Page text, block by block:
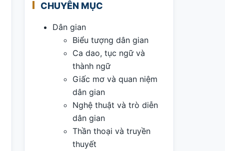
CHUYÊN MỤC
Dân gian
Biểu tượng dân gian
Ca dao, tục ngữ và
thành ngữ
Giấc mơ và quan niệm
dân gian
Nghệ thuật và trò diễn
dân gian
Thần thoại và truyền
thuyết